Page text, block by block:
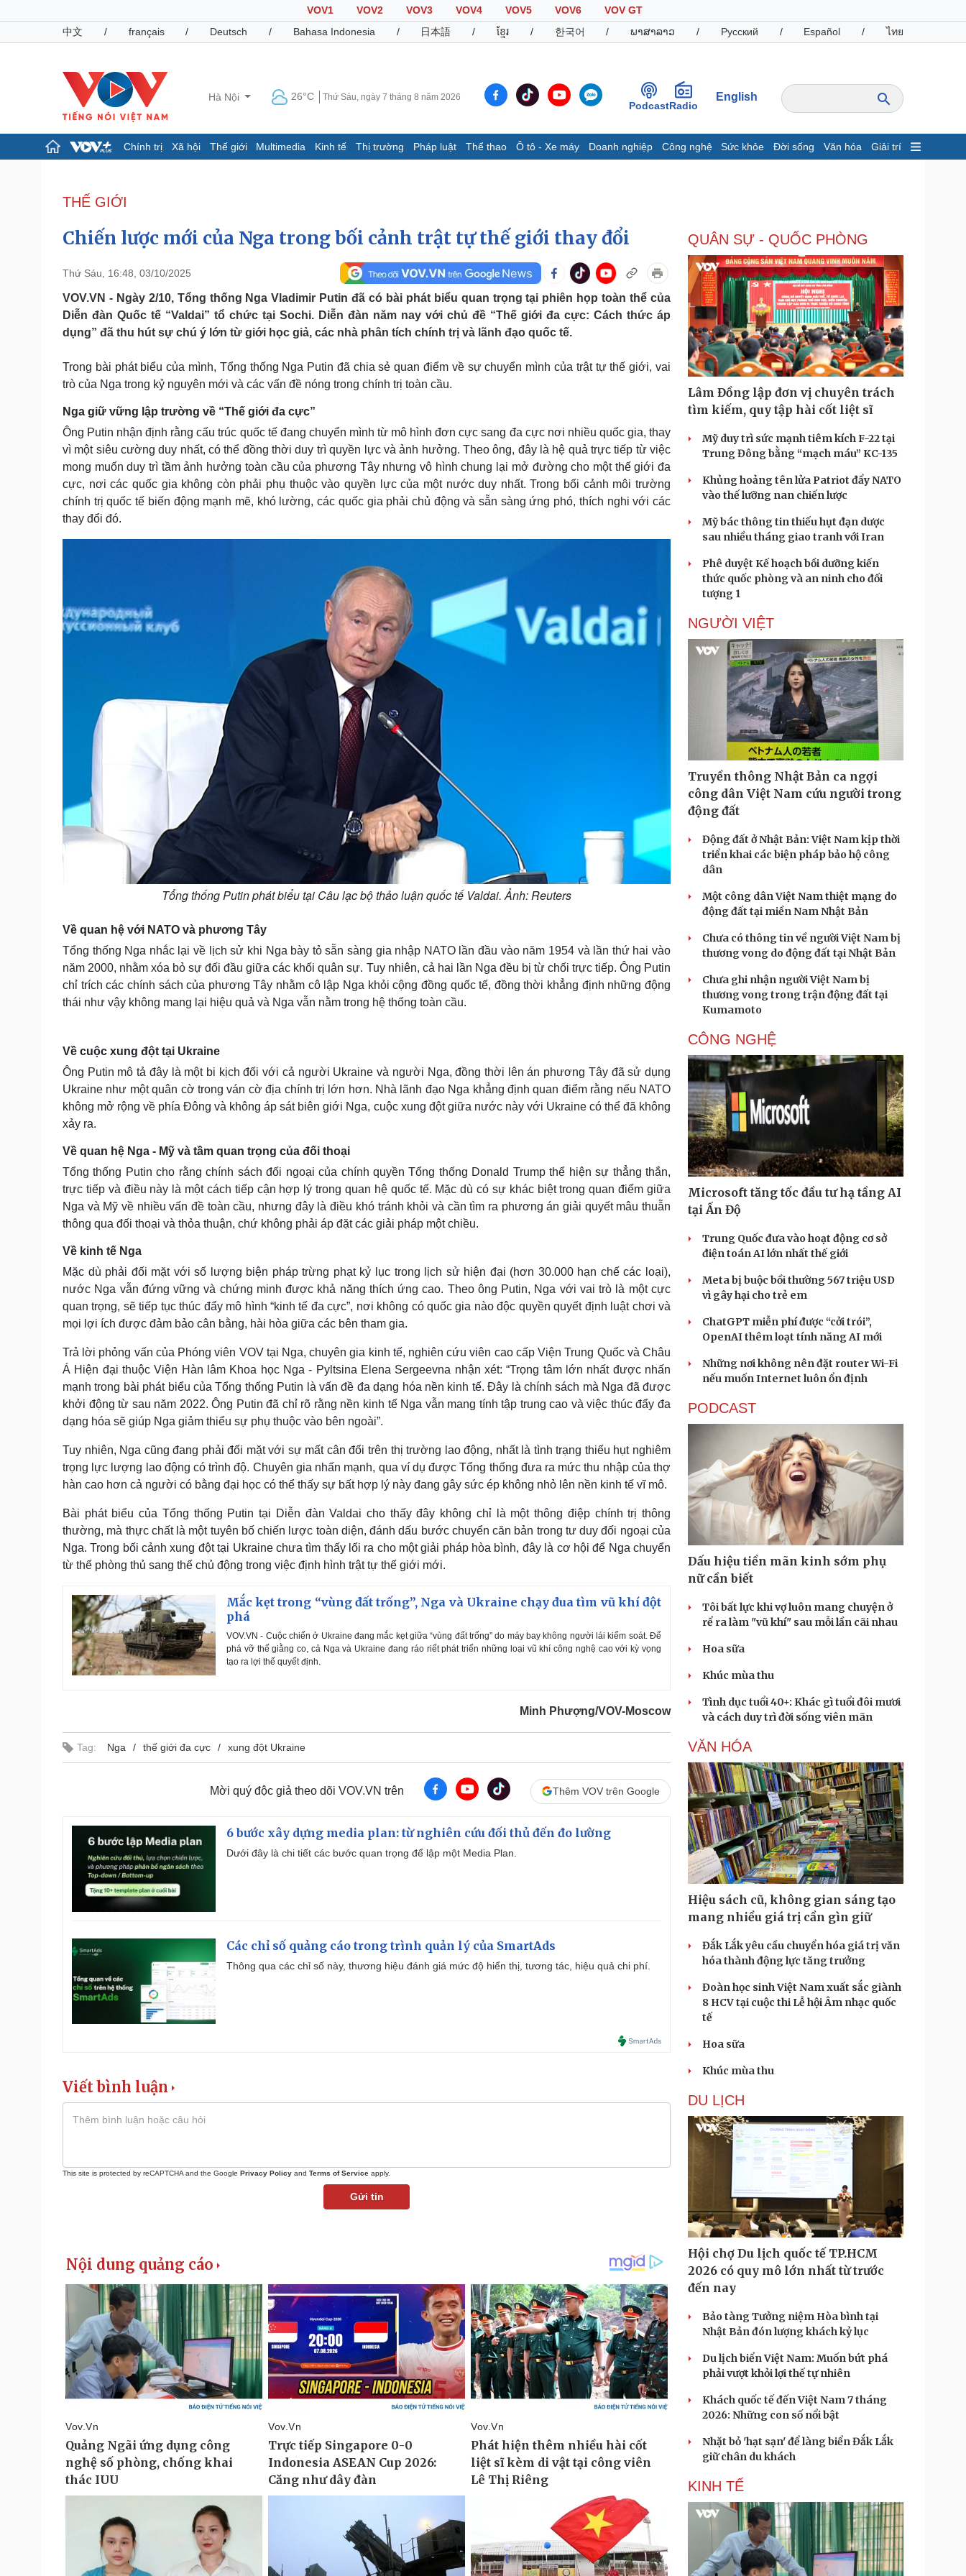
VOV1 VOV2 VOV3 VOV4 VOV5 VOV6
VOV GT
中文
/ français / Deutsch / Bahasa Indonesia / 日本語 / ខ្មែរ / 한국어 / ພາສາລາວ / Русский / Español / ไทย
Hà Nội 26°C Thứ Sáu, ngày 7 tháng 8 năm 2026
PodcastRadio
English
Chính trị Xã hội Thế giới Multimedia Kinh tế Thị trường Pháp luật Thể thao Ô tô - Xe máy Doanh nghiệp Công nghệ Sức khỏe Đời sống Văn hóa Giải trí
Đảng
Tổ chức nhân sự
Quốc hội
Nhận diện sự thật
Giáo dục
Dấu ấn VOV
Hồ sơ
E-Magazine
Infographic
Chứng khoán
Giá cà phê
Pháp luật
Vụ án
Tin nóng
Quân sự - Quốc phòng
Vũ khí
Việt Nam
Thể thao
Bóng đá
Lịch thi đấu bóng đá
eSports
Hậu trường
Ô tô - Xe máy
Ô tô
Xe máy
Doanh nghiệp
Thông tin doanh nghiệp
Doanh nghiệp 24h
Doanh nhân
Vì cộng đồng
Công nghệ
Sành điệu
Tin Công nghệ
Trải nghiệm
Chuyển đổi số
Dinh dưỡng - món ngon
Cây thuốc
Sản phụ khoa
Nhi khoa
Nam khoa
Làm đẹp - giảm cân
Phòng mạch online
Ăn sạch sống khỏe
Nhà đẹp
Blog
Tình yêu - Gia đình
Văn học
Âm nhạc
Di sản
Thời trang
Sao Việt
Săn Tour
check-in
Podcast
Câu chuyện thời sự
Đọc truyện đêm khuya
Cửa sổ tình yêu
Hạt giống tâm hồn
THẾ GIỚI
Chiến lược mới của Nga trong bối cảnh trật tự thế giới thay đổi
Thứ Sáu, 16:48, 03/10/2025
VOV.VN - Ngày 2/10, Tổng thống Nga Vladimir Putin đã có bài phát biểu quan trọng tại phiên họp toàn thể của
Diễn đàn Quốc tế “Valdai” tổ chức tại Sochi. Diễn đàn năm nay với chủ đề “Thế giới đa cực: Cách thức áp
dụng” đã thu hút sự chú ý lớn từ giới học giả, các nhà phân tích chính trị và lãnh đạo quốc tế.
Trong bài phát biểu của mình, Tổng thống Nga Putin đã chia sẻ quan điểm về sự chuyển mình của trật tự thế giới, vai
trò của Nga trong kỷ nguyên mới và các vấn đề nóng trong chính trị toàn cầu.
Nga giữ vững lập trường về “Thế giới đa cực”
Ông Putin nhận định rằng cấu trúc quốc tế đang chuyển mình từ mô hình đơn cực sang đa cực nơi nhiều quốc gia, thay
vì một siêu cường duy nhất, có thể đồng thời duy trì quyền lực và ảnh hưởng. Theo ông, đây là hệ quả trực tiếp từ việc
mong muốn duy trì tầm ảnh hưởng toàn cầu của phương Tây nhưng vô hình chung lại mở đường cho một thế giới đa
cực, nơi các quốc gia không còn phải phụ thuộc vào quyền lực của một nước duy nhất. Trong bối cảnh môi trường
chính trị quốc tế biến động mạnh mẽ, khó lường, các quốc gia phải chủ động và sẵn sàng ứng phó, thích nghi với các
thay đổi đó.
Tổng thống Putin phát biểu tại Câu lạc bộ thảo luận quốc tế Valdai. Ảnh: Reuters
Về quan hệ với NATO và phương Tây
Tổng thống Nga nhắc lại về lịch sử khi Nga bày tỏ sẵn sàng gia nhập NATO lần đầu vào năm 1954 và lần thứ hai vào
năm 2000, nhằm xóa bỏ sự đối đầu giữa các khối quân sự. Tuy nhiên, cả hai lần Nga đều bị từ chối trực tiếp. Ông Putin
chỉ trích các chính sách của phương Tây nhằm cô lập Nga khỏi cộng đồng quốc tế, đồng thời khẳng định những động
thái như vậy không mang lại hiệu quả và Nga vẫn nằm trong hệ thống toàn cầu.
Về cuộc xung đột tại Ukraine
Ông Putin mô tả đây là một bi kịch đối với cả người Ukraine và người Nga, đồng thời lên án phương Tây đã sử dụng
Ukraine như một quân cờ trong ván cờ địa chính trị lớn hơn. Nhà lãnh đạo Nga khẳng định quan điểm rằng nếu NATO
không mở rộng về phía Đông và không áp sát biên giới Nga, cuộc xung đột giữa nước này với Ukraine có thể đã không
xảy ra.
Về quan hệ Nga - Mỹ và tầm quan trọng của đối thoại
Tổng thống Putin cho rằng chính sách đối ngoại của chính quyền Tổng thống Donald Trump thể hiện sự thẳng thắn,
trực tiếp và điều này là một cách tiếp cận hợp lý trong quan hệ quốc tế. Mặc dù có sự khác biệt trong quan điểm giữa
Nga và Mỹ về nhiều vấn đề toàn cầu, nhưng đây là điều khó tránh khỏi và cần tìm ra phương án giải quyết mâu thuẫn
thông qua đối thoại và thỏa thuận, chứ không phải áp đặt các giải pháp một chiều.
Về kinh tế Nga
Mặc dù phải đối mặt với số lượng biện pháp trừng phạt kỷ lục trong lịch sử hiện đại (hơn 30.000 hạn chế các loại),
nước Nga vẫn đứng vững và chứng minh được khả năng thích ứng cao. Theo ông Putin, Nga với vai trò là một cực
quan trọng, sẽ tiếp tục thúc đẩy mô hình “kinh tế đa cực”, nơi không có quốc gia nào độc quyền quyết định luật chơi và
mọi lợi ích được đảm bảo cân bằng, hài hòa giữa các bên tham gia.
Trả lời phỏng vấn của Phóng viên VOV tại Nga, chuyên gia kinh tế, nghiên cứu viên cao cấp Viện Trung Quốc và Châu
Á Hiện đại thuộc Viện Hàn lâm Khoa học Nga - Pyltsina Elena Sergeevna nhận xét: “Trọng tâm lớn nhất được nhấn
mạnh trong bài phát biểu của Tổng thống Putin là vấn đề đa dạng hóa nền kinh tế. Đây là chính sách mà Nga đã được
khởi động từ sau năm 2022. Ông Putin đã chỉ rõ rằng nền kinh tế Nga vẫn mang tính tập trung cao và việc thúc đẩy đa
dạng hóa sẽ giúp Nga giảm thiểu sự phụ thuộc vào bên ngoài”.
Tuy nhiên, Nga cũng đang phải đối mặt với sự mất cân đối trên thị trường lao động, nhất là tình trạng thiếu hụt nghiêm
trọng lực lượng lao động có trình độ. Chuyên gia nhấn mạnh, qua ví dụ được Tổng thống đưa ra mức thu nhập của thợ
hàn cao hơn cả người có bằng đại học có thể thấy sự bất hợp lý này đang gây sức ép không nhỏ lên nền kinh tế vĩ mô.
Bài phát biểu của Tổng thống Putin tại Diễn đàn Valdai cho thấy đây không chỉ là một thông điệp chính trị thông
thường, mà thực chất là một tuyên bố chiến lược toàn diện, đánh dấu bước chuyển căn bản trong tư duy đối ngoại của
Nga. Trong bối cảnh xung đột tại Ukraine chưa tìm thấy lối ra cho một giải pháp hòa bình, đây là cơ hội để Nga chuyển
từ thế phòng thủ sang thế chủ động trong việc định hình trật tự thế giới mới.
Mắc kẹt trong “vùng đất trống”, Nga và Ukraine chạy đua tìm vũ khí đột
phá
VOV.VN - Cuộc chiến ở Ukraine đang mắc kẹt giữa “vùng đất trống” do máy bay không người lái kiểm soát. Để
phá vỡ thế giằng co, cả Nga và Ukraine đang ráo riết phát triển những loại vũ khí công nghệ cao với kỳ vọng
tạo ra lợi thế quyết định.
Minh Phượng/VOV-Moscow
Tag: Nga thế giới đa cực xung đột Ukraine
Mời quý độc giả theo dõi VOV.VN trên Thêm VOV trên Google
6 bước xây dựng media plan: từ nghiên cứu đối thủ đến đo lường
Dưới đây là chi tiết các bước quan trọng để lập một Media Plan.
Các chỉ số quảng cáo trong trình quản lý của SmartAds
Thông qua các chỉ số này, thương hiệu đánh giá mức độ hiển thị, tương tác, hiệu quả chi phí.
Viết bình luận
This site is protected by reCAPTCHA and the Google Privacy Policy and Terms of Service apply.
Gửi tin
QUÂN SỰ - QUỐC PHÒNG
Lâm Đồng lập đơn vị chuyên trách
tìm kiếm, quy tập hài cốt liệt sĩ
Mỹ duy trì sức mạnh tiêm kích F-22 tại
Trung Đông bằng “mạch máu” KC-135
Khủng hoảng tên lửa Patriot đẩy NATO
vào thế lưỡng nan chiến lược
Mỹ bác thông tin thiếu hụt đạn dược
sau nhiều tháng giao tranh với Iran
Phê duyệt Kế hoạch bồi dưỡng kiến
thức quốc phòng và an ninh cho đối
tượng 1
NGƯỜI VIỆT
Truyền thông Nhật Bản ca ngợi
công dân Việt Nam cứu người trong
động đất
Động đất ở Nhật Bản: Việt Nam kịp thời
triển khai các biện pháp bảo hộ công
dân
Một công dân Việt Nam thiệt mạng do
động đất tại miền Nam Nhật Bản
Chưa có thông tin về người Việt Nam bị
thương vong do động đất tại Nhật Bản
Chưa ghi nhận người Việt Nam bị
thương vong trong trận động đất tại
Kumamoto
CÔNG NGHỆ
Microsoft tăng tốc đầu tư hạ tầng AI
tại Ấn Độ
Trung Quốc đưa vào hoạt động cơ sở
điện toán AI lớn nhất thế giới
Meta bị buộc bồi thường 567 triệu USD
vì gây hại cho trẻ em
ChatGPT miễn phí được “cởi trói”,
OpenAI thêm loạt tính năng AI mới
Những nơi không nên đặt router Wi-Fi
nếu muốn Internet luôn ổn định
PODCAST
Dấu hiệu tiền mãn kinh sớm phụ
nữ cần biết
Tôi bất lực khi vợ luôn mang chuyện ở
rể ra làm "vũ khí" sau mỗi lần cãi nhau
Hoa sữa
Khúc mùa thu
Tình dục tuổi 40+: Khác gì tuổi đôi mươi
và cách duy trì đời sống viên mãn
VĂN HÓA
Hiệu sách cũ, không gian sáng tạo
mang nhiều giá trị cần gìn giữ
Đắk Lắk yêu cầu chuyển hóa giá trị văn
hóa thành động lực tăng trưởng
Đoàn học sinh Việt Nam xuất sắc giành
8 HCV tại cuộc thi Lễ hội Âm nhạc quốc
tế
Hoa sữa
Khúc mùa thu
DU LỊCH
Hội chợ Du lịch quốc tế TP.HCM
2026 có quy mô lớn nhất từ trước
đến nay
Bảo tàng Tưởng niệm Hòa bình tại
Nhật Bản đón lượng khách kỷ lục
Du lịch biển Việt Nam: Muốn bứt phá
phải vượt khỏi lợi thế tự nhiên
Khách quốc tế đến Việt Nam 7 tháng
2026: Những con số nổi bật
Nhặt bỏ 'hạt sạn' để làng biển Đắk Lắk
giữ chân du khách
KINH TẾ